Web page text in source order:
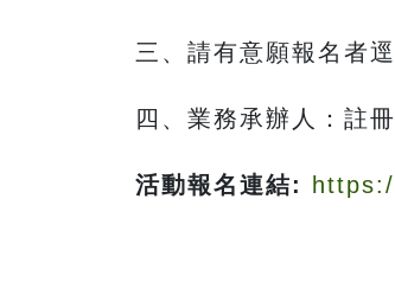
三、請有意願報名者
四、業務承辦人：註
活動報名連結: